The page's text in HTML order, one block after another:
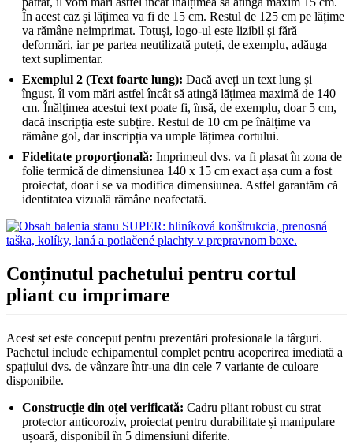
În acest caz și lățimea va fi de 15 cm. Restul de 125 cm pe lățime
va rămâne neimprimat. Totuși, logo-ul este lizibil și fără
deformări, iar pe partea neutilizată puteți, de exemplu, adăuga
text suplimentar.
Exemplul 2 (Text foarte lung): Dacă aveți un text lung și
îngust, îl vom mări astfel încât să atingă lățimea maximă de 140
cm. Înălțimea acestui text poate fi, însă, de exemplu, doar 5 cm,
dacă inscripția este subțire. Restul de 10 cm pe înălțime va
rămâne gol, dar inscripția va umple lățimea cortului.
Fidelitate proporțională: Imprimeul dvs. va fi plasat în zona de
folie termică de dimensiunea 140 x 15 cm exact așa cum a fost
proiectat, doar i se va modifica dimensiunea. Astfel garantăm că
identitatea vizuală rămâne neafectată.
Conținutul pachetului pentru cortul
pliant cu imprimare
Acest set este conceput pentru prezentări profesionale la târguri.
Pachetul include echipamentul complet pentru acoperirea imediată a
spațiului dvs. de vânzare într-una din cele 7 variante de culoare
disponibile.
Construcție din oțel verificată: Cadru pliant robust cu strat
protector anticoroziv, proiectat pentru durabilitate și manipulare
ușoară, disponibil în 5 dimensiuni diferite.